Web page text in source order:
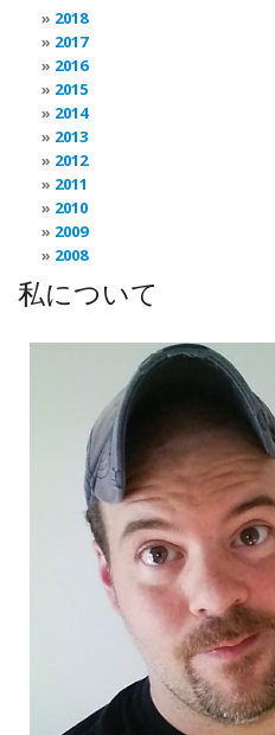
2018
2017
2016
2015
2014
2013
2012
2011
2010
2009
2008
私について